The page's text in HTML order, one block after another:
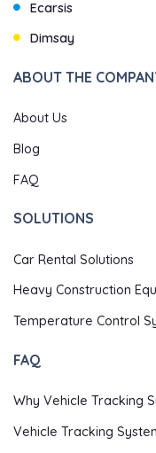
Ecarsis
Dimsay
ABOUT THE
About Us
Blog
FAQ
SOLUTIONS
Car Rental Solutions
Heavy Construction
Temperature Control
FAQ
Why Vehicle Tracking
Vehicle Tracking